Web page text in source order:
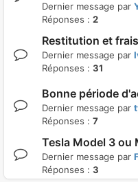
Dernier message par
Réponses : 2
Restitution et
Dernier message par
Réponses : 31
Bonne période
Dernier message par
Réponses : 7
Tesla Model 3 ou
Dernier message par
Réponses : 3